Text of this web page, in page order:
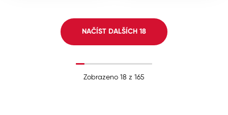
NAČÍST DALŠÍCH 18
Zobrazeno 18 z 165